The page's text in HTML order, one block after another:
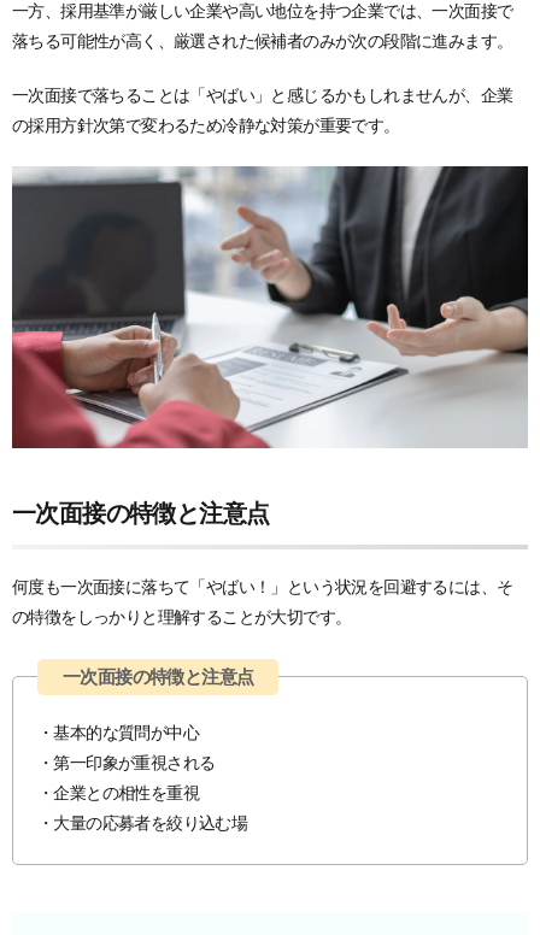
一方、採用基準が厳しい企業や高い地位を持つ企業では、一次面接で
落ちる可能性が高く、厳選された候補者のみが次の段階に進みます。
一次面接で落ちることは「やばい」と感じるかもしれませんが、企業
の採用方針次第で変わるため冷静な対策が重要です。
一次面接の特徴と注意点
何度も一次面接に落ちて「やばい！」という状況を回避するには、そ
の特徴をしっかりと理解することが大切です。
・基本的な質問が中心
・第一印象が重視される
・企業との相性を重視
・大量の応募者を絞り込む場